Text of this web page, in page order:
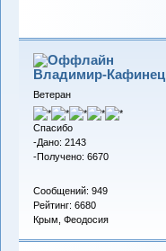
Владимир-Кафинец
Ветеран
Спасибо
-Дано: 2143
-Получено: 6670
Сообщений: 949
Рейтинг: 6680
Крым, Феодосия